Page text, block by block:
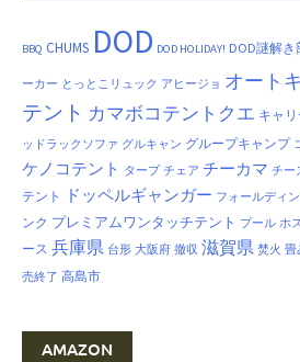
BBQ CHUMS DOD DOD HOLIDAY! DOD謎解き
ーカー とっとこリュック アヒージョ オート
テント カマボコテントクエ キャ
ッドラックソファ グルキャン グループキャンプ
ケノコテント タープ チェア チーカマ チー
テント ドッペルギャンガー フォールディ
ンク プレミアムワンタッチテント プール ホ
ース 兵庫県 台形 大阪府 撤収 滋賀県 焚火 畳
売終了 高島市
AMAZON